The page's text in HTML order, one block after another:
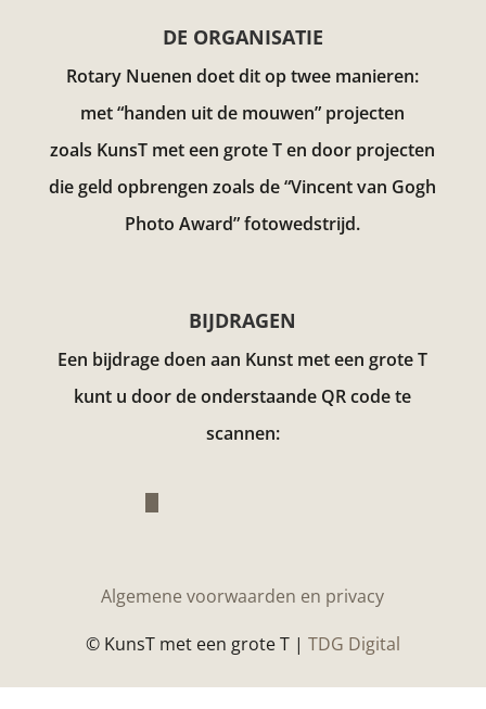
DE ORGANISATIE
Rotary Nuenen doet dit op twee manieren:
met “handen uit de mouwen” projecten
zoals KunsT met een grote T en door projecten
die geld opbrengen zoals de “Vincent van Gogh
Photo Award” fotowedstrijd.
BIJDRAGEN
Een bijdrage doen aan Kunst met een grote T
kunt u door de onderstaande QR code te
scannen:
Algemene voorwaarden en privacy
© KunsT met een grote T | TDG Digital